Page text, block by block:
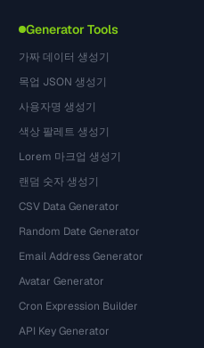
Generator Tools
가짜 데이터 생성기
목업 JSON 생성기
사용자명 생성기
색상 팔레트 생성기
Lorem 마크업 생성기
랜덤 숫자 생성기
CSV Data Generator
Random Date Generator
Email Address Generator
Avatar Generator
Cron Expression Builder
API Key Generator